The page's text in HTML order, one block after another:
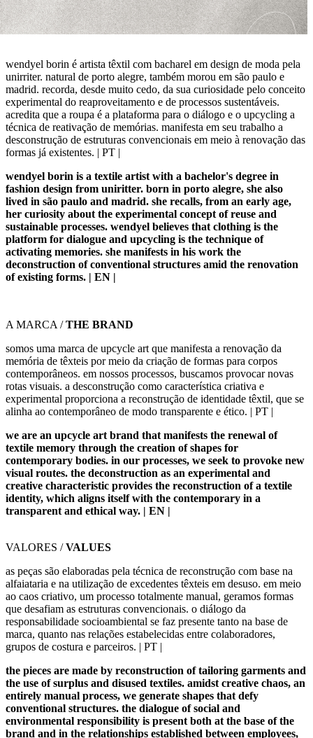
wendyel borin é artista têxtil com bacharel em design de moda pela
unirriter. natural de porto alegre, também morou em são paulo e
madrid. recorda, desde muito cedo, da sua curiosidade pelo conceito
experimental do reaproveitamento e de processos sustentáveis.
acredita que a roupa é a plataforma para o diálogo e o upcycling a
técnica de reativação de memórias. manifesta em seu trabalho a
desconstrução de estruturas convencionais em meio à renovação das
formas já existentes. | PT |
wendyel borin is a textile artist with a bachelor's degree in
fashion design from uniritter. born in porto alegre, she also
lived in são paulo and madrid. she recalls, from an early age,
her curiosity about the experimental concept of reuse and
sustainable processes. wendyel believes that clothing is the
platform for dialogue and upcycling is the technique of
activating memories. she manifests in his work the
deconstruction of conventional structures amid the renovation
of existing forms. | EN |
A MARCA /THE BRAND
somos uma marca de upcycle art que manifesta a renovação da
memória de têxteis por meio da criação de formas para corpos
contemporâneos. em nossos processos, buscamos provocar novas
rotas visuais. a desconstrução como característica criativa e
experimental proporciona a reconstrução de identidade têxtil, que se
alinha ao contemporâneo de modo transparente e ético. | PT |
we are an upcycle art brand that manifests the renewal of
textile memory through the creation of shapes for
contemporary bodies. in our processes, we seek to provoke new
visual routes. the deconstruction as an experimental and
creative characteristic provides the reconstruction of a textile
identity, which aligns itself with the contemporary in a
transparent and ethical way. | EN |
VALORES /VALUES
as peças são elaboradas pela técnica de reconstrução com base na
alfaiataria e na utilização de excedentes têxteis em desuso. em meio
ao caos criativo, um processo totalmente manual, geramos formas
que desafiam as estruturas convencionais. o diálogo da
responsabilidade socioambiental se faz presente tanto na base de
marca, quanto nas relações estabelecidas entre colaboradores,
grupos de costura e parceiros. | PT |
the pieces are made by reconstruction of tailoring garments and
the use of surplus and disused textiles. amidst creative chaos, an
entirely manual process, we generate shapes that defy
conventional structures. the dialogue of social and
environmental responsibility is present both at the base of the
brand and in the relationships established between employees,